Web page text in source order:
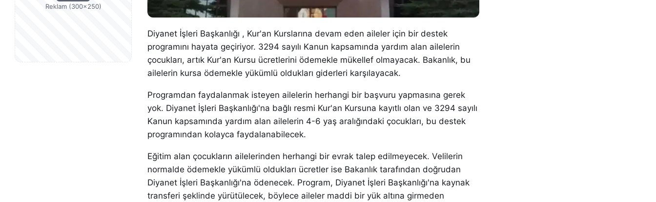
Reklam (300×250)
Diyanet İşleri Başkanlığı , Kur'an Kurslarına devam eden aileler için bir destek
programını hayata geçiriyor. 3294 sayılı Kanun kapsamında yardım alan ailelerin
çocukları, artık Kur'an Kursu ücretlerini ödemekle mükellef olmayacak. Bakanlık, bu
ailelerin kursa ödemekle yükümlü oldukları giderleri karşılayacak.
Programdan faydalanmak isteyen ailelerin herhangi bir başvuru yapmasına gerek
yok. Diyanet İşleri Başkanlığı'na bağlı resmi Kur'an Kursuna kayıtlı olan ve 3294 sayılı
Kanun kapsamında yardım alan ailelerin 4-6 yaş aralığındaki çocukları, bu destek
programından kolayca faydalanabilecek.
Eğitim alan çocukların ailelerinden herhangi bir evrak talep edilmeyecek. Velilerin
normalde ödemekle yükümlü oldukları ücretler ise Bakanlık tarafından doğrudan
Diyanet İşleri Başkanlığı'na ödenecek. Program, Diyanet İşleri Başkanlığı'na kaynak
transferi şeklinde yürütülecek, böylece aileler maddi bir yük altına girmeden